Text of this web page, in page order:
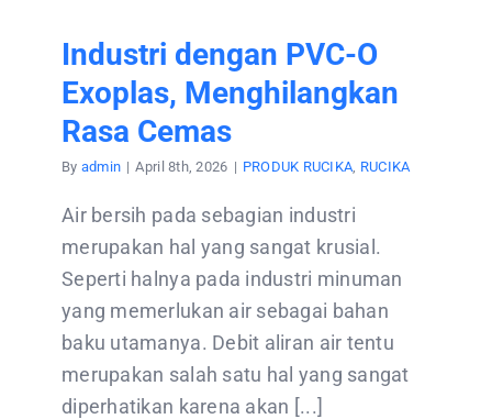
Industri dengan PVC-O
Exoplas, Menghilangkan
Rasa Cemas
By admin | April 8th, 2026 | PRODUK RUCIKA RUCIKA
Air bersih pada sebagian industri
merupakan hal yang sangat krusial.
Seperti halnya pada industri minuman
yang memerlukan air sebagai bahan
baku utamanya. Debit aliran air tentu
merupakan salah satu hal yang sangat
diperhatikan karena akan [...]